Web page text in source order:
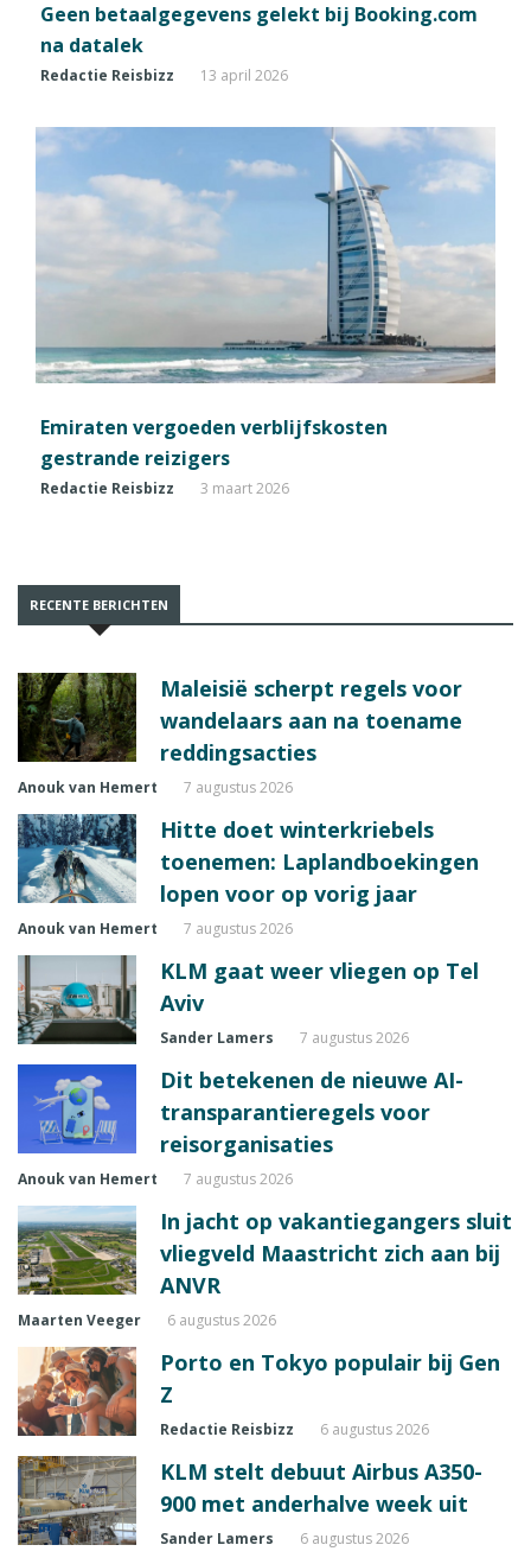
Geen betaalgegevens gelekt bij Booking.com
na datalek
Redactie Reisbizz 13 april 2026
Emiraten vergoeden verblijfskosten
gestrande reizigers
Redactie Reisbizz 3 maart 2026
RECENTE BERICHTEN
Maleisië scherpt regels voor
wandelaars aan na toename
reddingsacties
Anouk van Hemert 7 augustus 2026
Hitte doet winterkriebels
toenemen: Laplandboekingen
lopen voor op vorig jaar
Anouk van Hemert 7 augustus 2026
KLM gaat weer vliegen op Tel
Aviv
Sander Lamers 7 augustus 2026
Dit betekenen de nieuwe AI-
transparantieregels voor
reisorganisaties
Anouk van Hemert 7 augustus 2026
In jacht op vakantiegangers sluit
vliegveld Maastricht zich aan bij
ANVR
Maarten Veeger 6 augustus 2026
Porto en Tokyo populair bij Gen
Z
Redactie Reisbizz 6 augustus 2026
KLM stelt debuut Airbus A350-
900 met anderhalve week uit
Sander Lamers 6 augustus 2026